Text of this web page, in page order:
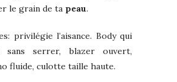
le grain de ta peau.
privilégie l’aisance. Body qui
sans serrer, blazer ouvert,
fluide, culotte taille haute.